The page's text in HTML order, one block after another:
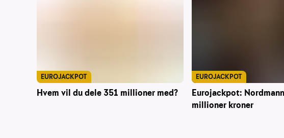
Hvem vil du dele 351 millioner med?
EUROJACKPOT
Eurojackpot:
millioner kroner
EUROJACKPOT